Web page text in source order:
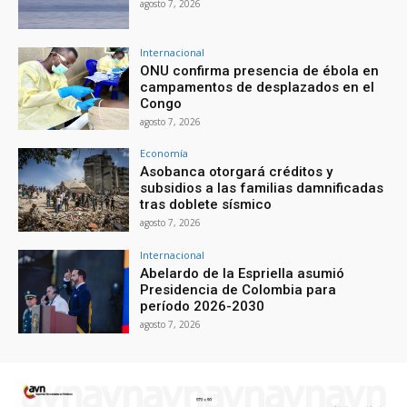
agosto 7, 2026
Internacional
ONU confirma presencia de ébola en
campamentos de desplazados en el
Congo
agosto 7, 2026
Economía
Asobanca otorgará créditos y
subsidios a las familias damnificadas
tras doblete sísmico
agosto 7, 2026
Internacional
Abelardo de la Espriella asumió
Presidencia de Colombia para
período 2026-2030
agosto 7, 2026